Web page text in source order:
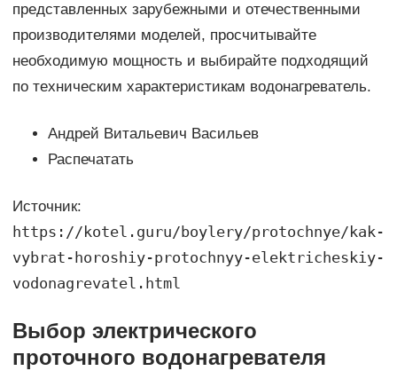
представленных зарубежными и отечественными
производителями моделей, просчитывайте
необходимую мощность и выбирайте подходящий
по техническим характеристикам водонагреватель.
Андрей Витальевич Васильев
Распечатать
Источник:
https://kotel.guru/boylery/protochnye/kak-
vybrat-horoshiy-protochnyy-elektricheskiy-
vodonagrevatel.html
Выбор электрического
проточного водонагревателя